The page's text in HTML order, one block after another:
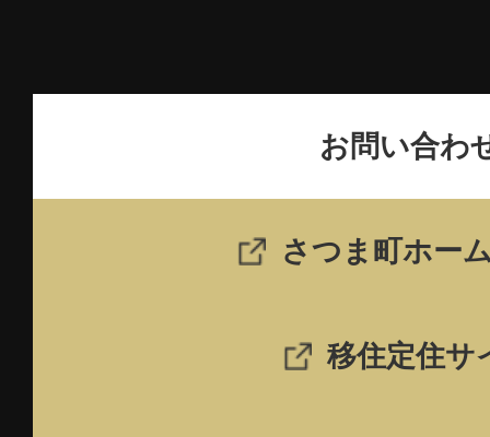
SATSUMA
KAGOSHIMA
お問い合わ
さつま町ホー
移住定住サ